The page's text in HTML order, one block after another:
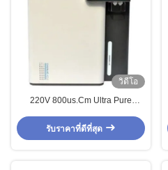
วิดีโอ
220V 800us.Cm Ultra Pure
ระบบทําน้ําสะอาดบ้าน
รับราคาที่ดีที่สุด